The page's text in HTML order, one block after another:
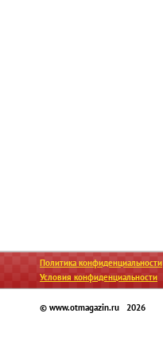
Политика конфиденциальности
Условия конфиденциальности
© www.otmagazin.ru 2026